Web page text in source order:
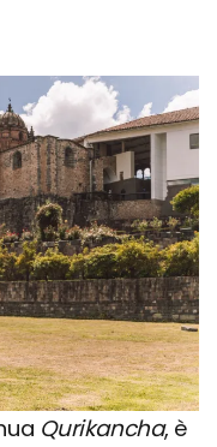
Qurikancha, è